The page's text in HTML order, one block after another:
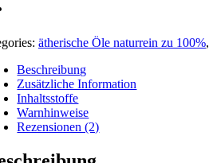
ätherische Öle naturrein zu 100%,
Beschreibung
Zusätzliche Information
Inhaltsstoffe
Warnhinweise
Rezensionen (2)